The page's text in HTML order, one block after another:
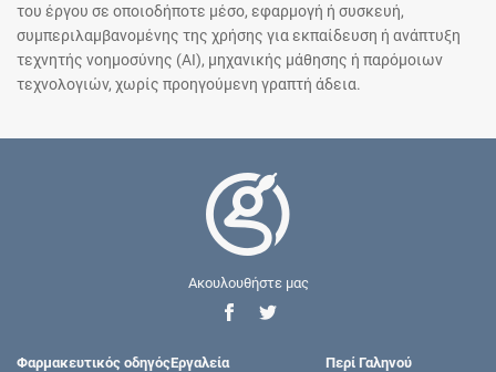
του έργου σε οποιοδήποτε μέσο, εφαρμογή ή συσκευή,
συμπεριλαμβανομένης της χρήσης για εκπαίδευση ή ανάπτυξη
τεχνητής νοημοσύνης (AI), μηχανικής μάθησης ή παρόμοιων
τεχνολογιών, χωρίς προηγούμενη γραπτή άδεια.
Ακουλουθήστε μας
Φαρμακευτικός οδηγόςΕργαλεία Περί Γαληνού